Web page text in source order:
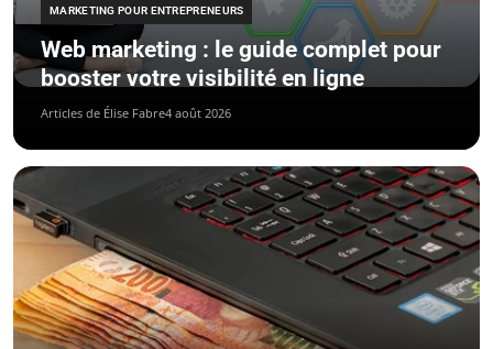
MARKETING POUR ENTREPRENEURS
Web marketing : le guide complet pour
booster votre visibilité en ligne
Articles de Élise Fabre4 août 2026